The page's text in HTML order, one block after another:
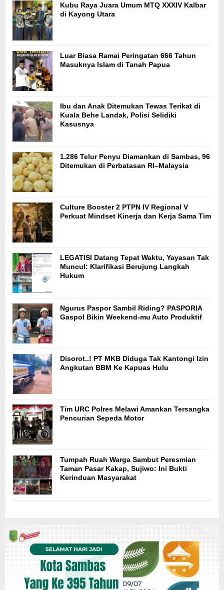
Kubu Raya Juara Umum MTQ XXXIV Kalbar
di Kayong Utara
Luar Biasa Ramai Peringatan 666 Tahun
Masuknya Islam di Tanah Papua
Ibu dan Anak Ditemukan Tewas Terikat di
Kuala Behe Landak, Polisi Selidiki
Kasusnya
1.286 Telur Penyu Diamankan di Sambas, 96
Ditemukan di Perbatasan RI–Malaysia
Culture Booster 2 PTPN IV Regional V
Perkuat Mindset Kinerja dan Kerja Sama Tim
LEGATISI Datang Tepat Waktu, Yayasan Tak
Muncul: Klarifikasi Berujung Langkah
Hukum
Ngurus Paspor Sambil Riding? PASPORIA
Gaspol Bikin Weekend-mu Auto Produktif
Disorot..! PT MKB Diduga Tak Kantongi Izin
Angkutan BBM Ke Kapuas Hulu
Tim URC Polres Melawi Amankan Tersangka
Pencurian Sepeda Motor
Tumpah Ruah Warga Sambut Peresmian
Taman Pasar Kakap, Sujiwo: Ini Bukti
Kerinduan Masyarakat